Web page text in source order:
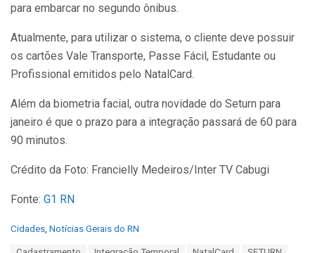
para embarcar no segundo ônibus.
Atualmente, para utilizar o sistema, o cliente deve possuir
os cartões Vale Transporte, Passe Fácil, Estudante ou
Profissional emitidos pelo NatalCard.
Além da biometria facial, outra novidade do Seturn para
janeiro é que o prazo para a integração passará de 60 para
90 minutos.
Crédito da Foto: Francielly Medeiros/Inter TV Cabugi
Fonte: G1 RN
C
Cidades, Notícias Gerais do RN